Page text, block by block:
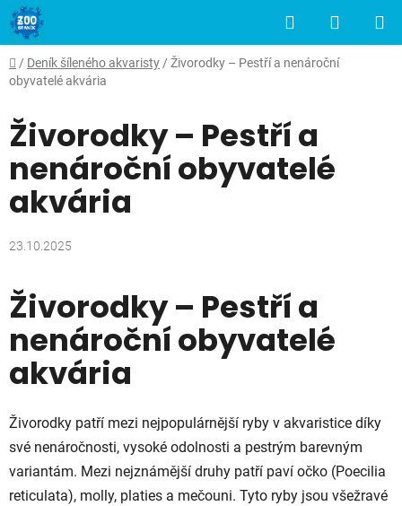
Přejít
na
obsah
Hledat
KOŠÍK
Domů
/ Deník šíleného akvaristy / Živorodky – Pestří a nenároční
obyvatelé akvária
Živorodky – Pestří a
nenároční obyvatelé
akvária
23.10.2025
Živorodky – Pestří a
nenároční obyvatelé
akvária
Živorodky patří mezi nejpopulárnější ryby v akvaristice díky
své nenáročnosti, vysoké odolnosti a pestrým barevným
variantám. Mezi nejznámější druhy patří paví očko (Poecilia
reticulata), molly, platies a mečouni. Tyto ryby jsou všežravé